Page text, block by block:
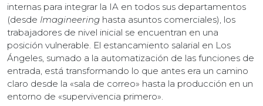
internas para integrar la IA en todos sus departamentos
(desde Imagineering hasta asuntos comerciales), los
trabajadores de nivel inicial se encuentran en una
posición vulnerable. El estancamiento salarial en Los
Ángeles, sumado a la automatización de las funciones de
entrada, está transformando lo que antes era un camino
claro desde la «sala de correo» hasta la producción en un
entorno de «supervivencia primero».